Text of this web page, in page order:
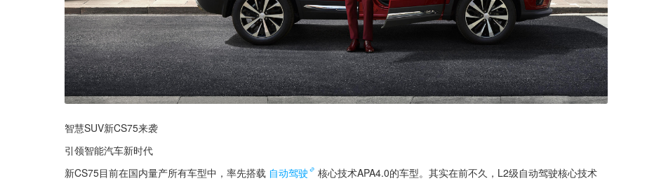
智慧SUV新CS75来袭
引领智能汽车新时代
新CS75目前在国内量产所有车型中，率先搭载 自动驾驶
核心技术APA4.0的车型。其实在前不久，L2级自动驾驶核心技术